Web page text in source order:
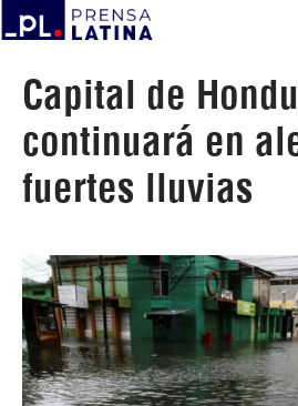
Capital de
continuará en
fuertes lluvias